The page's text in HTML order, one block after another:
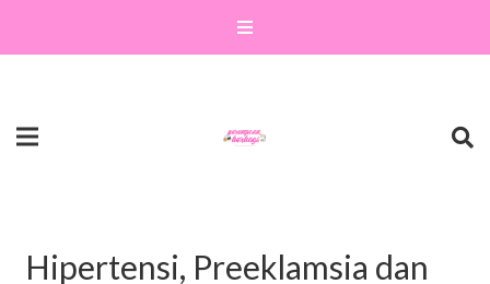
Hipertensi, Preeklamsia dan